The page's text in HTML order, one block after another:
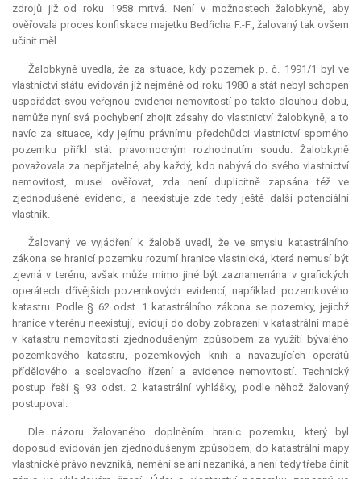
zdrojů již od roku 1958 mrtvá. Není v možnostech žalobkyně, aby
ověřovala proces konfiskace majetku Bedřicha F.-F., žalovaný tak ovšem
učinit měl.
Žalobkyně uvedla, že za situace, kdy pozemek p. č. 1991/1 byl ve
vlastnictví státu evidován již nejméně od roku 1980 a stát nebyl schopen
uspořádat svou veřejnou evidenci nemovitostí po takto dlouhou dobu,
nemůže nyní svá pochybení zhojit zásahy do vlastnictví žalobkyně, a to
navíc za situace, kdy jejímu právnímu předchůdci vlastnictví sporného
pozemku přiřkl stát pravomocným rozhodnutím soudu. Žalobkyně
považovala za nepřijatelné, aby každý, kdo nabývá do svého vlastnictví
nemovitost, musel ověřovat, zda není duplicitně zapsána též ve
zjednodušené evidenci, a neexistuje zde tedy ještě další potenciální
vlastník.
Žalovaný ve vyjádření k žalobě uvedl, že ve smyslu katastrálního
zákona se hranicí pozemku rozumí hranice vlastnická, která nemusí být
zjevná v terénu, avšak může mimo jiné být zaznamenána v grafických
operátech dřívějších pozemkových evidencí, například pozemkového
katastru. Podle § 62 odst. 1 katastrálního zákona se pozemky, jejichž
hranice v terénu neexistují, evidují do doby zobrazení v katastrální mapě
v katastru nemovitostí zjednodušeným způsobem za využití bývalého
pozemkového katastru, pozemkových knih a navazujících operátů
přídělového a scelovacího řízení a evidence nemovitostí. Technický
postup řeší § 93 odst. 2 katastrální vyhlášky, podle něhož žalovaný
postupoval.
Dle názoru žalovaného doplněním hranic pozemku, který byl
doposud evidován jen zjednodušeným způsobem, do katastrální mapy
vlastnické právo nevzniká, nemění se ani nezaniká, a není tedy třeba činit